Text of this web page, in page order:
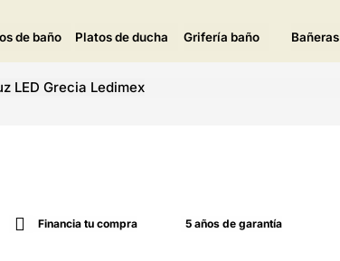
de baño Platos de ducha Grifería baño Bañeras
LED Grecia Ledimex
Financia tu compra 5 años de garantía